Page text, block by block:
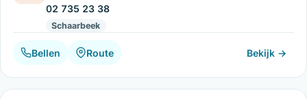
02 735 23 38
Schaarbeek
Bellen Route Bekijk →